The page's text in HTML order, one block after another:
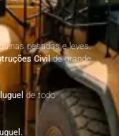
pesadas e leves,
Civilde grande
de todo